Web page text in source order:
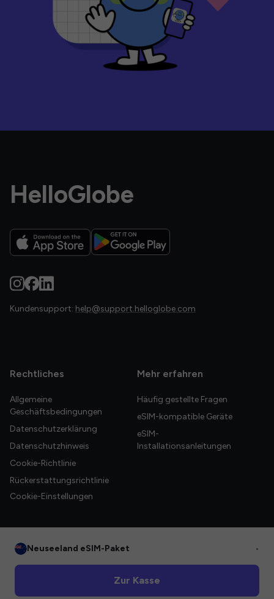
HelloGlobe
Kundensupport: help@support.helloglobe.com
Rechtliches
Allgemeine
Geschäftsbedingungen
Datenschutzerklärung
Datenschutzhinweis
Cookie-Richtlinie
Rückerstattungsrichtlinie
Cookie-Einstellungen
Mehr erfahren
Häufig gestellte Fragen
eSIM-kompatible Geräte
eSIM-
Installationsanleitungen
Neuseeland eSIM-Paket •
Zur Kasse